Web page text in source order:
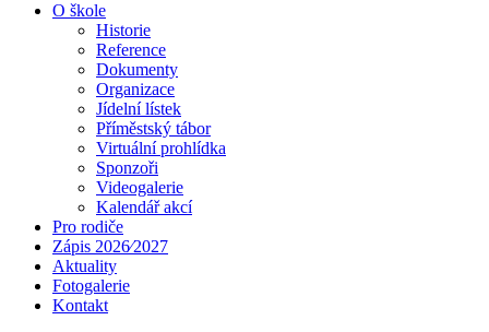
O škole
Historie
Reference
Dokumenty
Organizace
Jídelní lístek
Příměstský tábor
Virtuální prohlídka
Sponzoři
Videogalerie
Kalendář akcí
Pro rodiče
Zápis 2026⁄2027
Aktuality
Fotogalerie
Kontakt